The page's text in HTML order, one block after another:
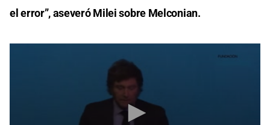
el error”, aseveró Milei sobre Melconian.